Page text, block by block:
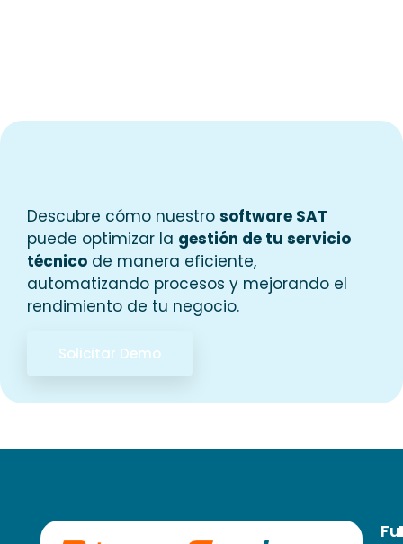
Descubre cómo nuestro software SAT
puede optimizar la gestión de tu servicio
técnico de manera eficiente,
automatizando procesos y mejorando el
rendimiento de tu negocio.
Solicitar Demo